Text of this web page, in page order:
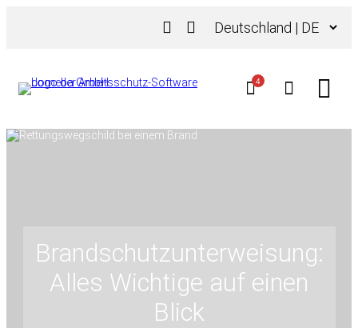
auswählen
4
Brandschutzunterweisung:
Alles Wichtige auf einen
Blick